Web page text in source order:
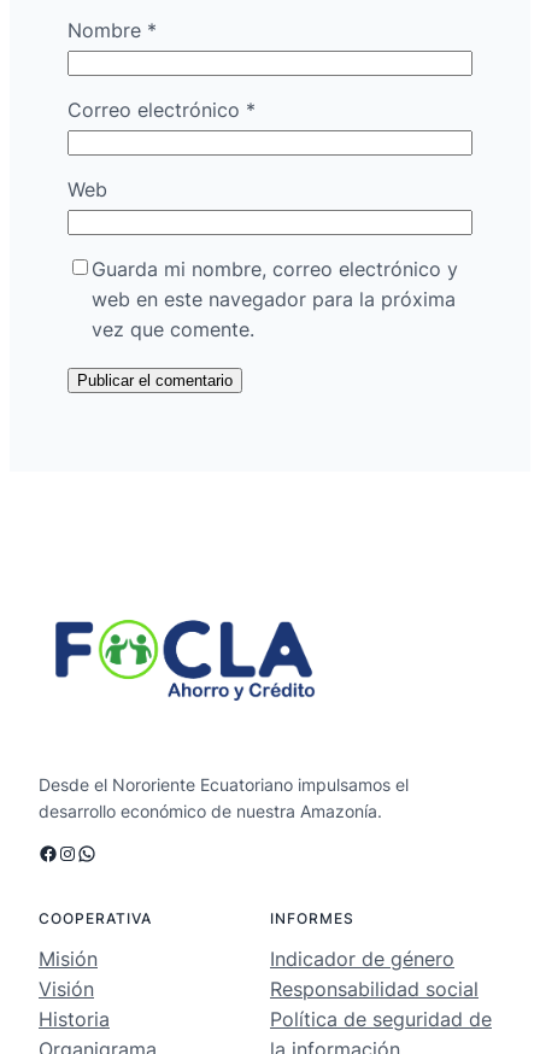
Nombre *
Correo electrónico *
Web
Guarda mi nombre, correo electrónico y
web en este navegador para la próxima
vez que comente.
Desde el Nororiente Ecuatoriano impulsamos el
desarrollo económico de nuestra Amazonía.
Facebook Instagram WhatsApp
COOPERATIVA
Misión
Visión
Historia
Organigrama
INFORMES
Indicador de género
Responsabilidad social
Política de seguridad de
la información